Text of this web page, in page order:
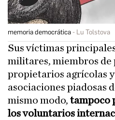
memoria democrática Lu Tolstova
Sus víctimas
militares, miembros de
propietarios agrícolas
asociaciones piadosas
mismo modo, tampoco
los voluntarios